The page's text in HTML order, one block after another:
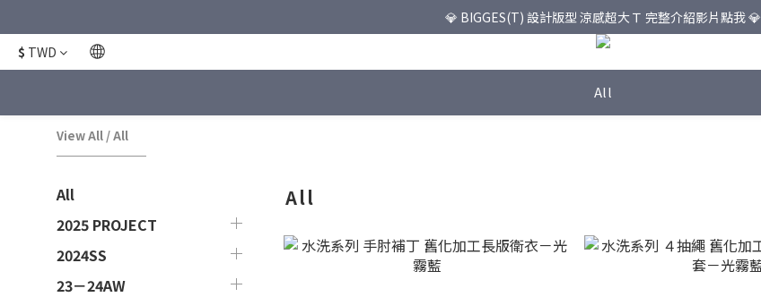
💎 BIGGES(T) 設計版型 涼感超大Ｔ 完整介紹影片點我 💎
$ TWD
All
View All /All
All
2025 PROJECT
2024SS
23－24AW
All